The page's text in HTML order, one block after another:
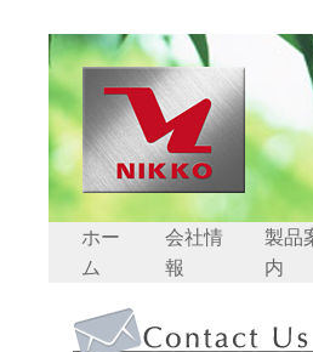
ホー
ム
会社情
報
製品
内